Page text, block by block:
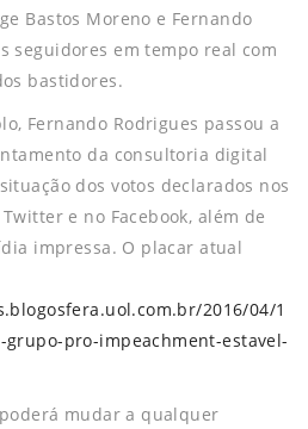
Bastos Moreno e Fernando
seguidores em tempo real com
bastidores.
Fernando Rodrigues passou a
da consultoria digital
dos votos declarados nos
e no Facebook, além de
impressa. O placar atual
2016/04/1
pro-impeachment-estavel-
mudar a qualquer